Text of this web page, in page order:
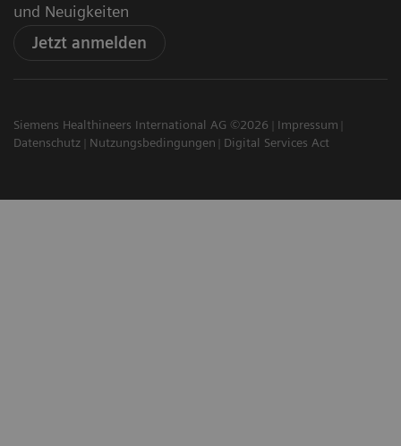
und Neuigkeiten
Jetzt anmelden
Siemens Healthineers International AG ©2026
Impressum
Datenschutz
Nutzungsbedingungen Digital Services Act